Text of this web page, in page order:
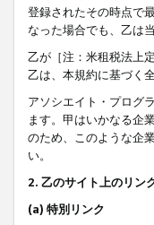
登録されたその時点で
なった場合でも、乙は
乙が［注：米租税法上
乙は、本規約に基づく
アソシエイト・プログ
ます。甲はいかなる企
のため、このような企
い。
2. 乙のサイト上のリン
(a) 特別リンク